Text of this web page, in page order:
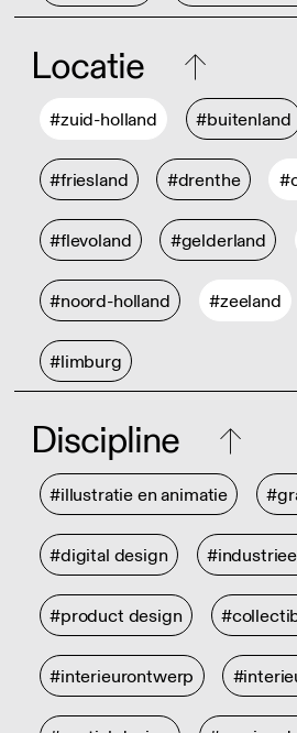
Locatie
#zuid-holland #buitenland
#friesland #drenthe
#flevoland #gelderland
#noord-holland #zeeland
#limburg
Discipline
#illustratie en animatie
#digital design
#product design
#interieurontwerp